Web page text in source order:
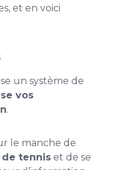
et en voici
un système de
vos
.
le manche de
tennis et de se